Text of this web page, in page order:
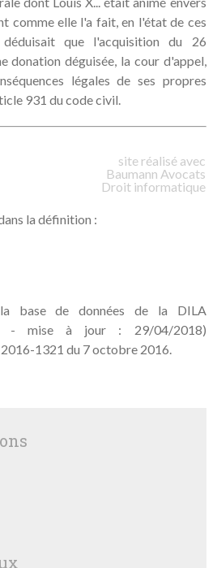
comme elle l'a fait, en l'état de ces
que l'acquisition du 26
donation déguisée, la cour d'appel,
légales de ses propres
931 du code civil.
site réalisé avec
Baumann Avocats
Droit informatique
la définition :
base de données de la DILA
- mise à jour : 29/04/2018)
1321 du 7 octobre 2016.